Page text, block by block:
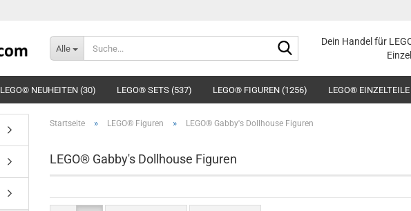
Alle
Suche...Dein Handel für
LEGO© NEUHEITEN (30) LEGO® SETS (537) LEGO® FIGUREN (1256) LEGO®
Startseite » LEGO® Figuren » LEGO® Gabby's Dollhouse Figuren
LEGO® Gabby's Dollhouse Figuren